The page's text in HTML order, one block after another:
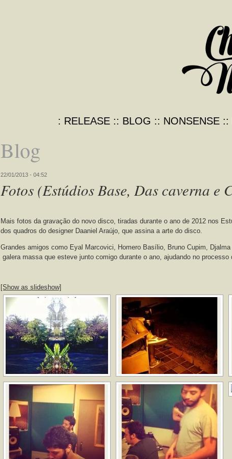
RELEASE BLOG NONSENSE
Blog
22/01/2013 - 04:52
Fotos (Estúdios Base, Das caverna e
Mais fotos da gravação do novo disco, tiradas durante o ano de 2012 nos
dos quadros do designer Daaniel Araújo, que assina a arte do disco.
Grandes amigos como Eyal Marcovici, Homero Basílio, Bruno Cupim,
galera massa que esteve junto comigo durante o ano, ajudando no
[Show as slideshow]